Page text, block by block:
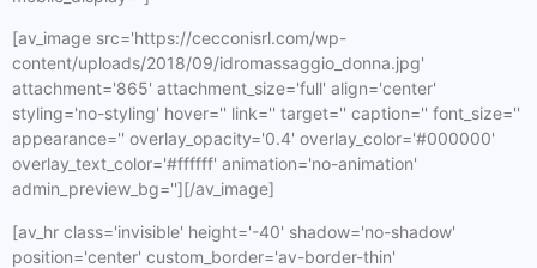
[av_image src='https://cecconisrl.com/wp-
content/uploads/2018/09/idromassaggio_donna.jpg'
attachment='865' attachment_size='full' align='center'
styling='no-styling' hover='' link='' target='' caption='' font_size=''
appearance='' overlay_opacity='0.4' overlay_color='#000000'
overlay_text_color='#ffffff' animation='no-animation'
admin_preview_bg=''][/av_image]
[av_hr class='invisible' height='-40' shadow='no-shadow'
position='center' custom_border='av-border-thin'